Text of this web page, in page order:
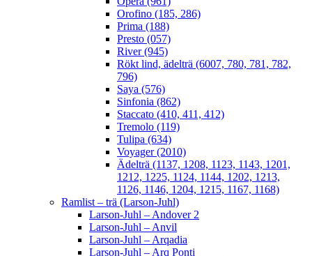
Orofino (185, 286)
Prima (188)
Presto (057)
River (945)
Rökt lind, ädelträ (6007, 780, 781, 782,
796)
Saya (576)
Sinfonia (862)
Staccato (410, 411, 412)
Tremolo (119)
Tulipa (634)
Voyager (2010)
Ädelträ (1137, 1208, 1123, 1143, 1201,
1212, 1225, 1124, 1144, 1202, 1213,
1126, 1146, 1204, 1215, 1167, 1168)
Ramlist – trä (Larson-Juhl)
Larson-Juhl – Andover 2
Larson-Juhl – Anvil
Larson-Juhl – Arqadia
Larson-Juhl – Arq Ponti